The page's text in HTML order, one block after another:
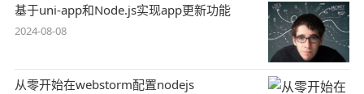
基于uni-app和Node.js实现app更新功能
2024-08-08
从零开始在webstorm配置nodejs